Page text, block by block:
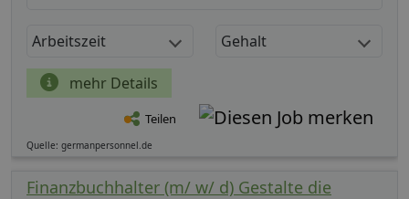
Arbeitszeit Gehalt
mehr Details
Teilen
Quelle: germanpersonnel.de
Finanzbuchhalter (m/ w/ d) Gestalte die